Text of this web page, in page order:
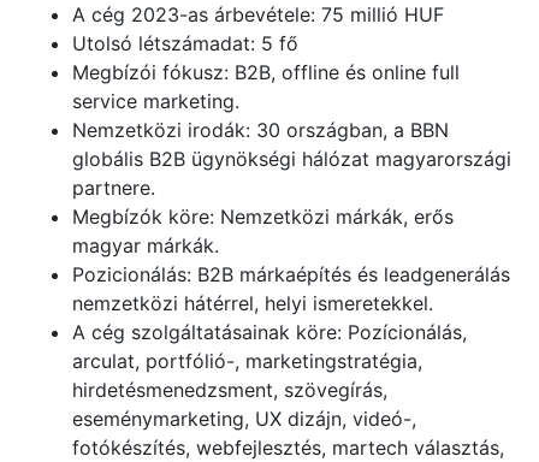
A cég 2023-as árbevétele: 75 millió HUF
Utolsó létszámadat: 5 fő
Megbízói fókusz: B2B, offline és online full
service marketing.
Nemzetközi irodák: 30 országban, a BBN
globális B2B ügynökségi hálózat magyarországi
partnere.
Megbízók köre: Nemzetközi márkák, erős
magyar márkák.
Pozicionálás: B2B márkaépítés és leadgenerálás
nemzetközi hátérrel, helyi ismeretekkel.
A cég szolgáltatásainak köre: Pozícionálás,
arculat, portfólió-, marketingstratégia,
hirdetésmenedzsment, szövegírás,
eseménymarketing, UX dizájn, videó-,
fotókészítés, webfejlesztés, martech választás,